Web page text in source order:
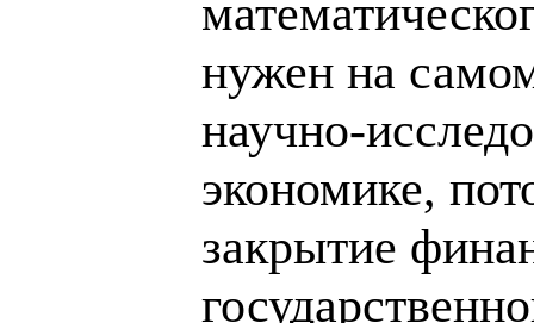
нужен на
научно-
экономике,
закрытие